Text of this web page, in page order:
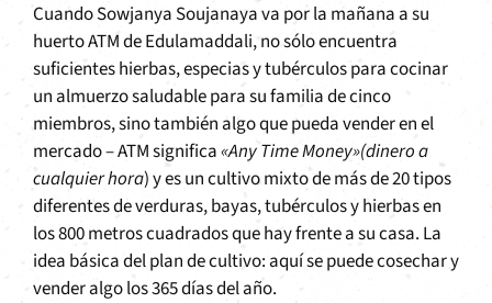
Cuando Sowjanya Soujanaya va por la mañana a su
huerto ATM de Edulamaddali, no sólo encuentra
suficientes hierbas, especias y tubérculosparacocinar
un almuerzo saludable para su familia de cinco
miembros, sino también algo que pueda vender en el
mercado – ATM significa«Any Time Money»(dinero a
cualquier hora) y es un cultivo mixto de más de 20 tipos
diferentes de verduras, bayas, tubérculos y hierbas en
los 800 metros cuadrados que hay frente a su casa. La
idea básica del plan de cultivo: aquí se puede cosechar y
vender algo los 365 días del año.